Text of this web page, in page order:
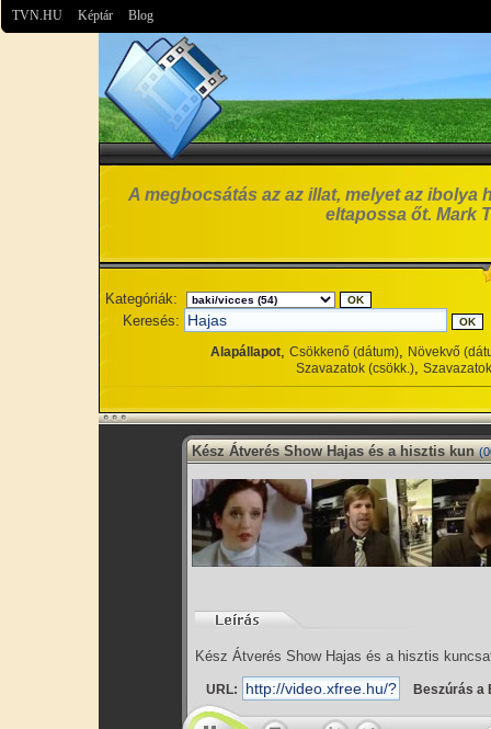
TVN.HU Képtár Blog
A megbocsátás az az illat, melyet az ibolya
eltapossa őt. Mark
Kategóriák:
Keresés:
Alapállapot, Csökkenő (dátum), Növekvő
Szavazatok (csökk.),
Kész Átverés Show Hajas és a hisztis kun
Kész Átverés Show Hajas és a hisztis
URL: Beszúrás a